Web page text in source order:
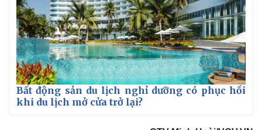
Bất động sản du lịch nghỉ dưỡng có phục hồi
khi du lịch mở cửa trở lại?